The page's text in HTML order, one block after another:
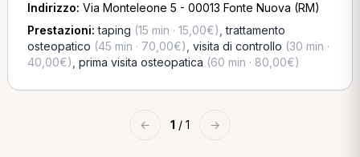
Indirizzo: Via Monteleone 5 - 00013 Fonte Nuova (RM)
Prestazioni:taping (15 min · 15,00€) ,trattamento
osteopatico (45 min · 70,00€) visita di controllo (30 min ·
40,00€) prima visita osteopatica (60 min · 80,00€)
← 1 / 1 →